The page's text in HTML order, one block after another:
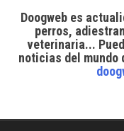
Doogweb es
perros,
veterinaria...
noticias del mundo